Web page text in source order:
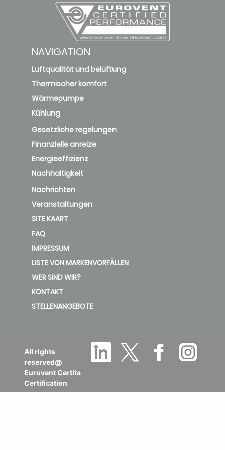
NAVIGATION
Luftqualität und belüftung
Thermischer komfort
Wärmepumpe
Kühlung
Gesetzliche regelungen
Finanzielle anreize
Energieeffizienz
Nachhaltigkeit
Nachrichten
Veranstaltungen
SITE KAART
FAQ
IMPRESSUM
LISTE VON MARKENVORFÄLLEN
WER SIND WIR?
KONTAKT
STELLENANGEBOTE
All rights
reserved@
Eurovent Certita
Certification